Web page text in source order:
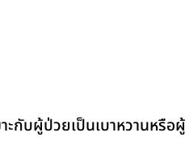
ะกับผู้ป่วยเป็นเบาหวานหรื